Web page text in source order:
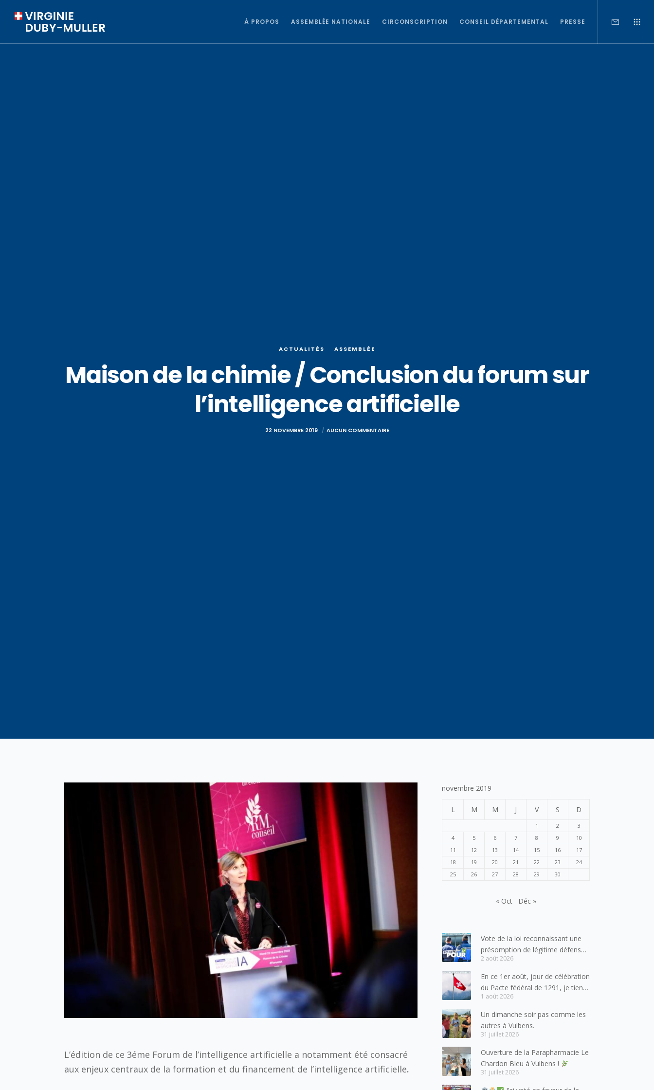
À PROPOS ASSEMBLÉE NATIONALE CIRCONSCRIPTION CONSEIL DÉPARTEMENTAL PRESSE
ACTUALITÉS ASSEMBLÉE
Maison de la chimie / Conclusion du forum sur
l’intelligence artificielle
22 NOVEMBRE 2019 AUCUN COMMENTAIRE
L’édition de ce 3éme Forum de l’intelligence artificielle a notamment été consacré
aux enjeux centraux de la formation et du financement de l’intelligence artificielle.
novembre 2019
L M M J V S D
1 2
3
4
5 6 7 8 9
10
11
12 13 14 15 16
17
18
19 20 21 22 23
24
25
26 27 28 29 30
« Oct Déc »
Vote de la loi reconnaissant une
présomption de légitime défense
pour les forces de l’ordre
2 août 2026
En ce 1er août, jour de célébration
du Pacte fédéral de 1291, je tiens
à adresser mes meilleures
salutations à nos voisins et amis
suisses, et plus particulièrement
aux habitants du bassin genevois
lesquels la Haute-Savoie
entretient des liens étroits et
quotidiens.
1 août 2026
Un dimanche soir pas comme les
autres à Vulbens.
31 juillet 2026
Ouverture de la Parapharmacie Le
Chardon Bleu à Vulbens !
31 juillet 2026